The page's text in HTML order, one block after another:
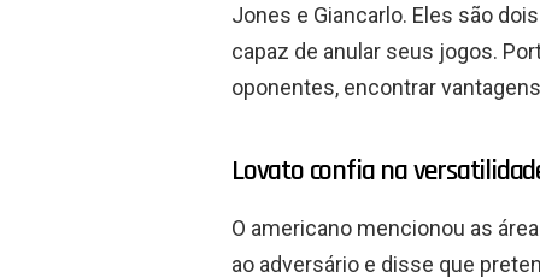
Jones e Giancarlo. Eles são
capaz de anular seus jogos.
oponentes, encontrar
Lovato confia na
O americano mencionou as
ao adversário e disse que